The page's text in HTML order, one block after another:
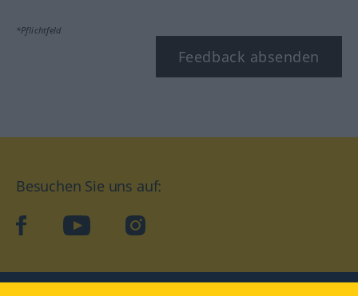
*Pflichtfeld
Feedback absenden
Besuchen Sie uns auf:
facebookYouTube Instagram